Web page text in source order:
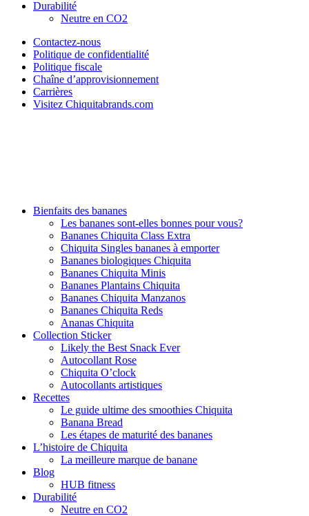
Durabilité
Neutre en CO2
Contactez-nous
Politique de confidentialité
Politique fiscale
Chaîne d’approvisionnement
Carrières
Visitez Chiquitabrands.com
Bienfaits des bananes
Les bananes sont-elles bonnes pour vous?
Bananes Chiquita Class Extra
Chiquita Singles bananes à emporter
Bananes biologiques Chiquita
Bananes Chiquita Minis
Bananes Plantains Chiquita
Bananes Chiquita Manzanos
Bananes Chiquita Reds
Ananas Chiquita
Collection Sticker
Likely the Best Snack Ever
Autocollant Rose
Chiquita O’clock
Autocollants artistiques
Recettes
Le guide ultime des smoothies Chiquita
Banana Bread
Les étapes de maturité des bananes
L’histoire de Chiquita
La meilleure marque de banane
Blog
HUB fitness
Durabilité
Neutre en CO2